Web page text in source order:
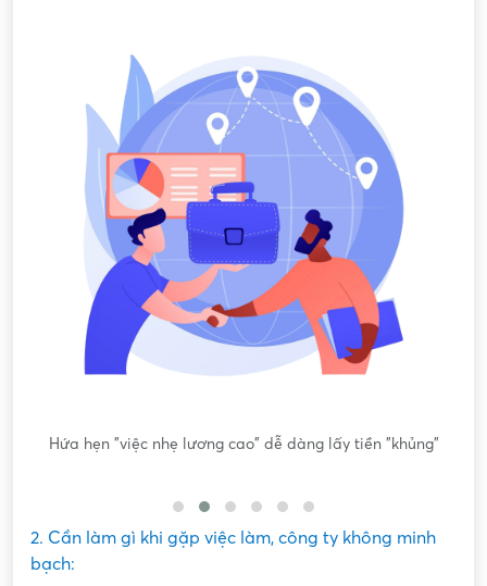
Hứa hẹn "việc nhẹ lương cao" dễ dàng lấy tiền "khủng"
2. Cần làm gì khi gặp việc làm, công ty không minh
bạch: